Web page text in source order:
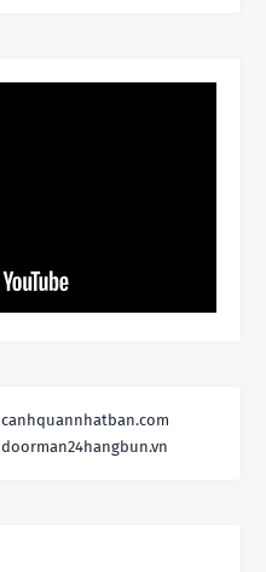
canhquannhatban.com
doorman24hangbun.vn